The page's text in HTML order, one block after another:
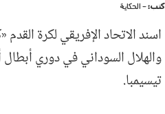
كتب:- الحكاية
اسند الاتحاد الإفريقي لكرة القدم
والهلال السوداني في دوري أبطال
تيسيمبا.